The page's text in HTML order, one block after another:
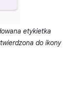
etykietka
do ikony